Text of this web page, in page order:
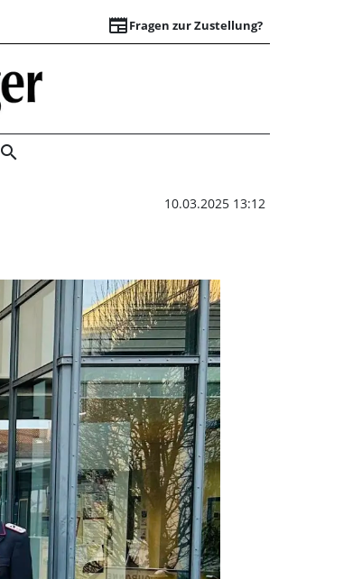
newspaperFragen zur Zustellung?
Bereits die dritte
search
10.03.2025 13:12